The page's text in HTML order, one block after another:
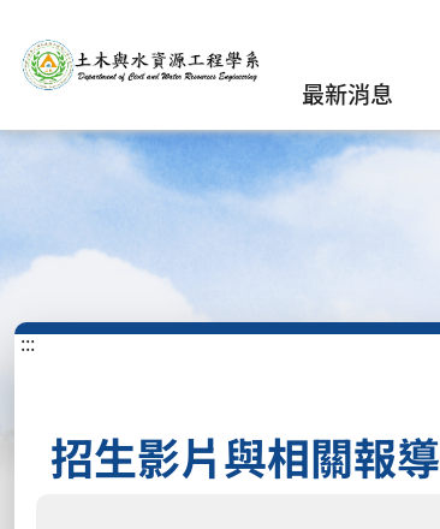
最新消息
:::
招生影片與相關報導